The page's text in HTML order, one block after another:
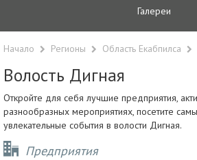
Галереи
Начало Регионы Область Екабпилса
Волость Дигная
Откройте для себя лучшие предприятия,
разнообразных мероприятиях, посетите
увлекательные события в волости Дигная.
Предприятия